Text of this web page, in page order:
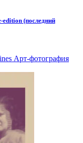
(последний
Арт-фотография